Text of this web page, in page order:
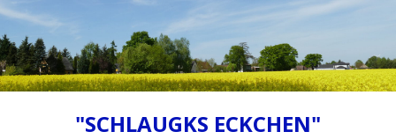
"SCHLAUGKS ECKCHEN"